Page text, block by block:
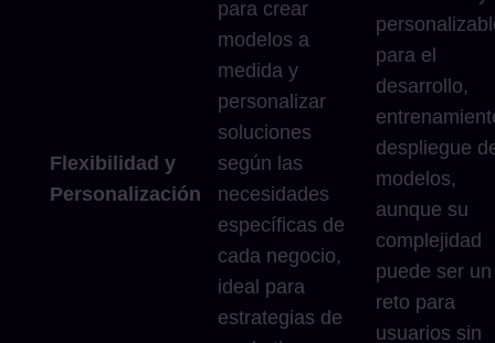
Flexibilidad y
Personalización
para crear
modelos a
medida y
personalizar
soluciones
según las
necesidades
específicas de
cada negocio,
ideal para
estrategias de
para el
desarrollo,
despliegue
modelos,
aunque su
complejidad
puede ser un
reto para
usuarios sin